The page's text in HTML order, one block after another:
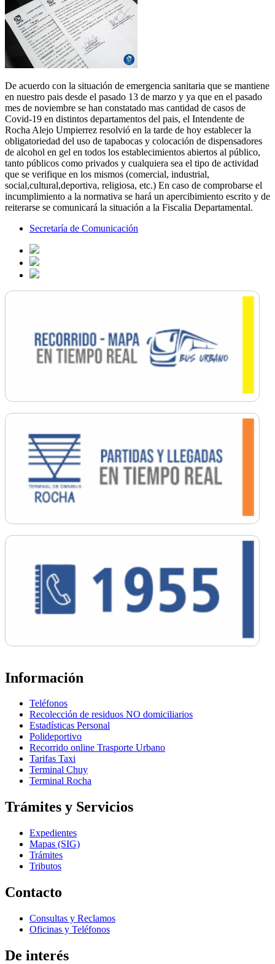
De acuerdo con la situación de emergencia sanitaria que se mantiene
en nuestro pais desde el pasado 13 de marzo y ya que en el pasado
mes de noviembre se han constatado mas cantidad de casos de
Covid-19 en distintos departamentos del pais, el Intendente de
Rocha Alejo Umpierrez resolvió en la tarde de hoy establecer la
obligatoriedad del uso de tapabocas y colocación de dispensadores
de alcohol en gel en todos los establecimientos abiertos al público,
tanto públicos como privados y cualquiera sea el tipo de actividad
que se verifique en los mismos (comercial, industrial,
social,cultural,deportiva, religiosa, etc.) En caso de comprobarse el
incumplimiento a la normativa se hará un apercibimiento escrito y de
reiterarse se comunicará la situación a la Fiscalia Departamental.
Secretaría de Comunicación
Información
Teléfonos
Recolección de residuos NO domiciliarios
Estadísticas Personal
Polideportivo
Recorrido online Trasporte Urbano
Tarifas Taxi
Terminal Chuy
Terminal Rocha
Trámites y Servicios
Expedientes
Mapas (SIG)
Trámites
Tributos
Contacto
Consultas y Reclamos
Oficinas y Teléfonos
De interés